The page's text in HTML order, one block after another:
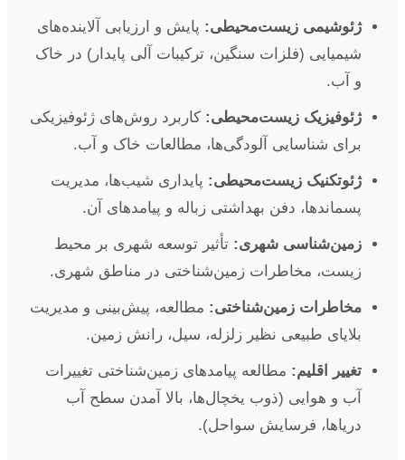
ژئوشیمی زیست‌محیطی: پایش و ارزیابی آلاینده‌های
شیمیایی (فلزات سنگین، ترکیبات آلی پایدار) در خاک
و آب.
ژئوفیزیک زیست‌محیطی: کاربرد روش‌های ژئوفیزیکی
برای شناسایی آلودگی‌ها، مطالعات خاک و آب.
ژئوتکنیک زیست‌محیطی: پایداری شیب‌ها، مدیریت
پسماندها، دفن بهداشتی زباله و پیامدهای آن.
زمین‌شناسی شهری: تأثیر توسعه شهری بر محیط
زیست، مخاطرات زمین‌شناختی در مناطق شهری.
مخاطرات زمین‌شناختی: مطالعه، پیش‌بینی و مدیریت
بلایای طبیعی نظیر زلزله، سیل، رانش زمین.
تغییر اقلیم: مطالعه پیامدهای زمین‌شناختی تغییرات
آب و هوایی (ذوب یخچال‌ها، بالا آمدن سطح آب
دریاها، فرسایش سواحل).